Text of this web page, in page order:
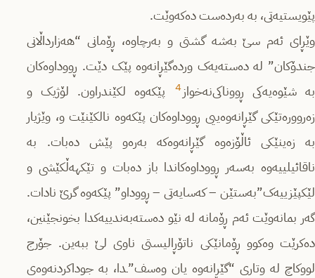
پێویستیەتی، بە بەردەست دەکەوێت.
وێڕای ئەم سێ بەشە گشتی و بەرچاوە، ڕۆمانی “هەزارداڵانی
جندۆکان” لە دەستەیەک وردەگێڕانەوە پێک دێت. ڕووداوەکان
بە شێوەیەکی ڕووناکی‌نەخواز4
پێکەوە لکێندراون. لۆژیک و
زەروورەتێکی گێڕانەوەییی ڕووداوەکان پێکەوە نالکێنێت و، وێژیار
بە زەینێکی ئاڵۆزەوە گێڕانەوەکە بەرەو پێش دەبات. بە
ناقائیلییەوە بەسەر ڕووداوەکاندا باز دەبات و تێکهەڵکێشی و
لێکپێزییەک”بەستێن – کەسایەتی – ڕووداو” پێکەوە گرێ نادات.
گەر بمانەوێت ئەم ڕۆمانە لە نێو دەستەبەندییەکدا بخونجێنین،
دەکرێت وەکوو ڕۆمانێکی ناتۆڕالیستی ناوی لێ ببەین. جۆرج
لووکاچ لە وتاری “گێڕانەوە یان وەسف”ـدا، بە جوداکردنەوەی